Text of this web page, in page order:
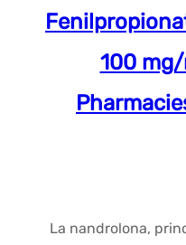
100
La nandrolona,